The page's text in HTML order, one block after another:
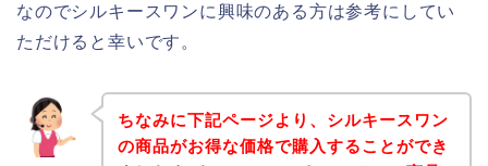
なのでシルキースワンに興味のある方は参考にしてい
ただけると幸いです。
ちなみに下記ページより、シルキースワン
の商品がお得な価格で購入することができ